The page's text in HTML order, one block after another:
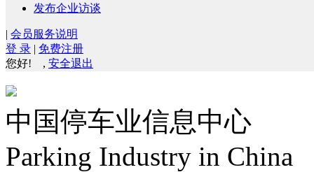
发布企业访谈
| 会员服务说明
登 录 | 免费注册
您好!
, 安全退出
中国停车业信息中心
Parking Industry in China